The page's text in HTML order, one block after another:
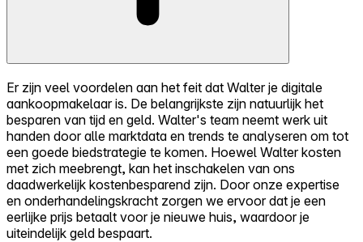
Er zijn veel voordelen aan het feit dat Walter je digitale
aankoopmakelaar is. De belangrijkste zijn natuurlijk het
besparen van tijd en geld. Walter's team neemt werk uit
handen door alle marktdata en trends te analyseren om tot
een goede biedstrategie te komen. Hoewel Walter kosten
met zich meebrengt, kan het inschakelen van ons
daadwerkelijk kostenbesparend zijn. Door onze expertise
en onderhandelingskracht zorgen we ervoor dat je een
eerlijke prijs betaalt voor je nieuwe huis, waardoor je
uiteindelijk geld bespaart.